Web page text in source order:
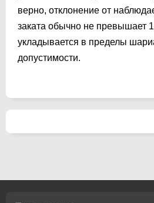
верно, отклонение от
заката обычно не превышает
укладывается в пределы
допустимости.